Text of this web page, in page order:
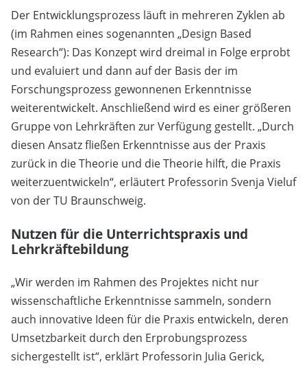
Der Entwicklungsprozess läuft in mehreren Zyklen ab
(im Rahmen eines sogenannten „Design Based
Research“): Das Konzept wird dreimal in Folge erprobt
und evaluiert und dann auf der Basis der im
Forschungsprozess gewonnenen Erkenntnisse
weiterentwickelt. Anschließend wird es einer größeren
Gruppe von Lehrkräften zur Verfügung gestellt. „Durch
diesen Ansatz fließen Erkenntnisse aus der Praxis
zurück in die Theorie und die Theorie hilft, die Praxis
weiterzuentwickeln“, erläutert Professorin Svenja Vieluf
von der TU Braunschweig.
Nutzen für die Unterrichtspraxis und
Lehrkräftebildung
„Wir werden im Rahmen des Projektes nicht nur
wissenschaftliche Erkenntnisse sammeln, sondern
auch innovative Ideen für die Praxis entwickeln, deren
Umsetzbarkeit durch den Erprobungsprozess
sichergestellt ist“, erklärt Professorin Julia Gerick,